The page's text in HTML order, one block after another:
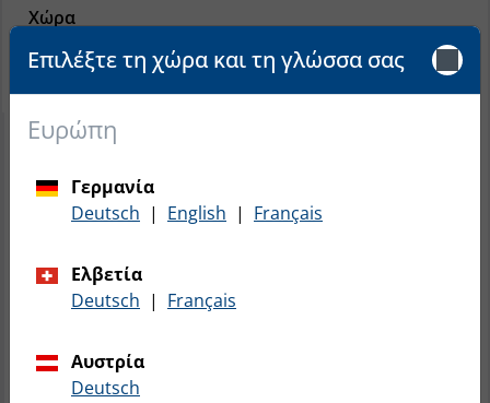
Χώρα
Επιλέξτε μια χώρα...
Επιλέξτε τη χώρα και τη γλώσσα σας
Ευρώπη
Γερμανία
Deutsch | English | Français
Ελβετία
Deutsch | Français
Αυστρία
Deutsch